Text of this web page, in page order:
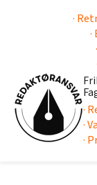
·
·
·
·